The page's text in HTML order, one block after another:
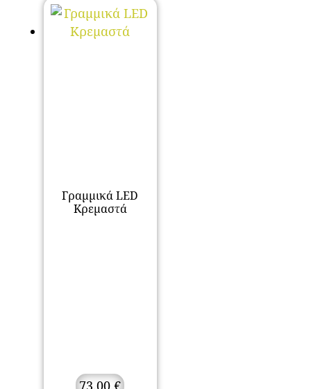
Γραμμικά LED
Κρεμαστά
73,00€